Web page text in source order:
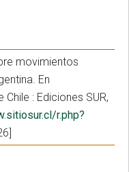
movimientos
En
: Ediciones SUR,
r.php?